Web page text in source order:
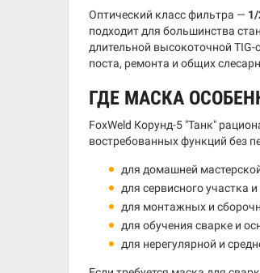
Оптический класс фильтра —
подходит для большинства
длительной высокоточной
поста, ремонта и общих
ГДЕ МАСКА
FoxWeld Корунд-5 "Танк"
востребованных функций без
для домашней
для сервисного участка
для монтажных и
для обучения сварке и
для нерегулярной и